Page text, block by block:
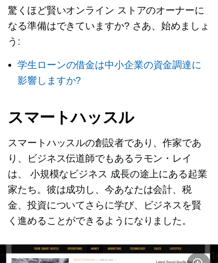
驚くほど賢いオンライン ストアのオーナーに
なる準備はできていますか? さあ、始めましょ
う:
学生ローンの借金は中小企業の資金調達に
影響しますか?
スマートハッスル
スマートハッスルの創設者であり、作家であ
り、ビジネス伝道師でもあるラモン・レイ
は、 小規模なビジネス 成長の途上にある起業
家たち。彼は成功し、今あなたは会計、税
金、投資についてさらに学び、ビジネスを賢
く進めることができるようになりました。